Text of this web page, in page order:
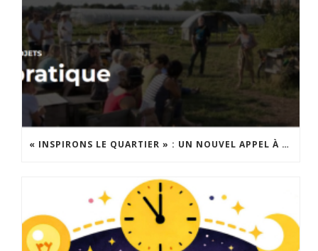
« INSPIRONS LE QUARTIER » : UN NOUVEL APPEL À PROJETS EST LANCÉ !